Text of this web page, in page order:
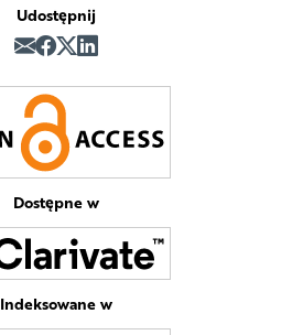
Udostępnij
Dostępne w
Indeksowane w